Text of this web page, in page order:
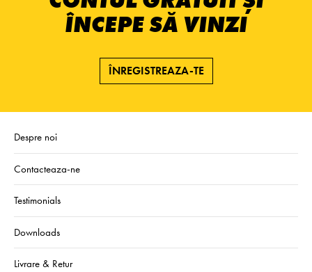
ÎNCEPE SĂ VINZI
ÎNREGISTREAZA-TE
Despre noi
Contacteaza-ne
Testimonials
Downloads
Livrare & Retur